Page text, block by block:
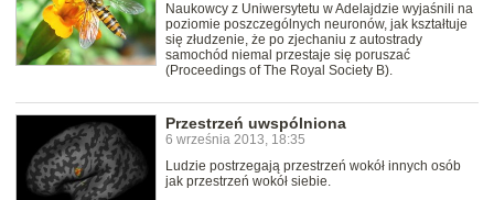
Naukowcy z Uniwersytetu w Adelajdzie wyjaśnili na
poziomie poszczególnych neuronów, jak kształtuje
się złudzenie, że po zjechaniu z autostrady
samochód niemal przestaje się poruszać
(Proceedings of The Royal Society B).
Przestrzeń uwspólniona
6 września 2013, 18:35
Ludzie postrzegają przestrzeń wokół innych osób
jak przestrzeń wokół siebie.